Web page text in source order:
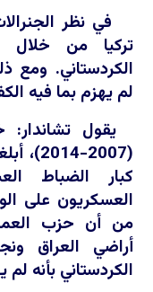
في نظر
تركيا من خلال
الكردستاني. ومع
لم يهزم بما فيه
يقول تشاندار:
(2007-
كبار الضباط
العسكريون على
من أن حزب
أراضي العراق
الكردستاني بأنه لم